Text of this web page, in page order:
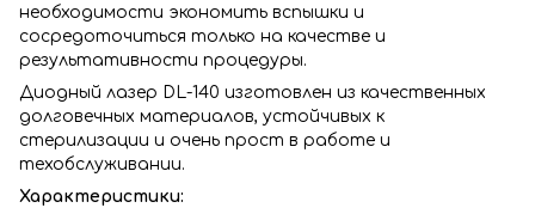
необходимости экономить вспышки и
сосредоточиться только на качестве и
результативности процедуры.
Диодный лазер DL-140 изготовлен из качественных
долговечных материалов, устойчивых к
стерилизации и очень прост в работе и
техобслуживании.
Характеристики: